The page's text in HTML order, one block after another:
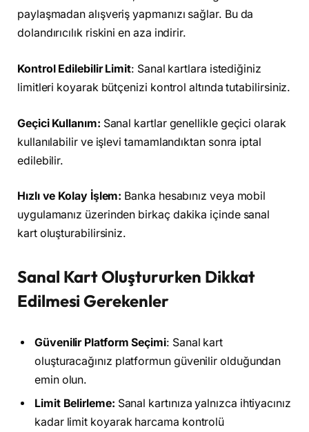
paylaşmadan alışveriş yapmanızı sağlar. Bu da
dolandırıcılık riskini en aza indirir.
Kontrol Edilebilir Limit: Sanal kartlara istediğiniz
limitleri koyarak bütçenizi kontrol altında tutabilirsiniz.
Geçici Kullanım: Sanal kartlar genellikle geçici olarak
kullanılabilir ve işlevi tamamlandıktan sonra iptal
edilebilir.
Hızlı ve Kolay İşlem: Banka hesabınız veya mobil
uygulamanız üzerinden birkaç dakika içinde sanal
kart oluşturabilirsiniz.
Sanal Kart Oluştururken Dikkat
Edilmesi Gerekenler
Güvenilir Platform Seçimi: Sanal kart
oluşturacağınız platformun güvenilir olduğundan
emin olun.
Limit Belirleme: Sanal kartınıza yalnızca ihtiyacınız
kadar limit koyarak harcama kontrolü